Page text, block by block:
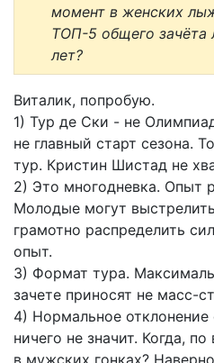
момент в женских
ТОП-5 общего
лет?
Виталик, попробую.
1) Тур де Ски - не
не главный старт сезона.
тур. Кристин Шистад не
2) Это многодневка. Опыт
Молодые могут
грамотно распределить
опыт.
3) Формат тура.
зачете приносят не масс-
4) Нормальное отклонение
ничего не значит. Когда,
в мужских гонках?